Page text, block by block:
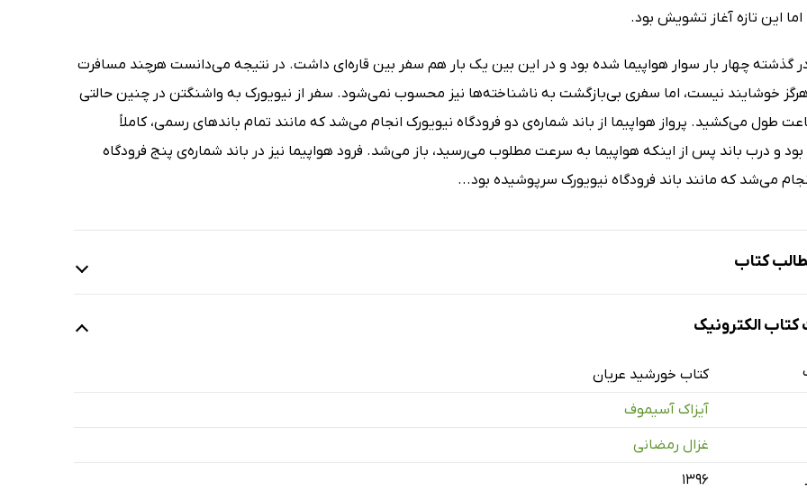
این تازه آغاز تشویش بود.
در گذشته چهار بار سوار هواپیما شده بود و در این بین یک بار هم سفر بین قاره‌ای داشت. در نتیجه می‌دانست هرچند مسافرت
هرگز خوشایند نیست، اما سفری بی‌بازگشت به ناشناخته‌ها نیز محسوب نمی‌شود. سفر از نیویورک به واشنگتن در چنین حالتی
طول می‌کشید. پرواز هواپیما از باند شماره‌ی دو فرودگاه نیویورک انجام می‌شد که مانند تمام باندهای رسمی، کاملاً
و درب باند پس از اینکه هواپیما به سرعت مطلوب می‌رسید، باز می‌شد. فرود هواپیما نیز در باند شماره‌ی پنج فرودگاه
می‌شد که مانند باند فرودگاه نیویورک سرپوشیده بود...
کتاب
الکترونیک
کتاب خورشید عریان
آیزاک آسیموف
غزال رمضانی
۱۳۹۶